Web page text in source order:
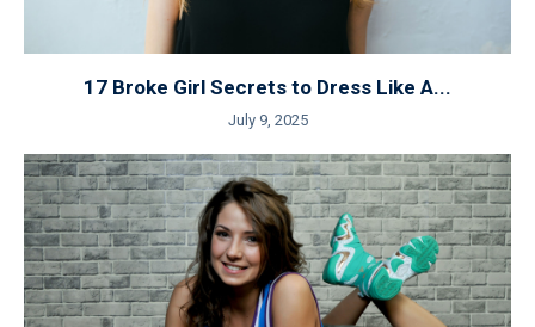
17 Broke Girl Secrets to Dress Like A...
July 9, 2025